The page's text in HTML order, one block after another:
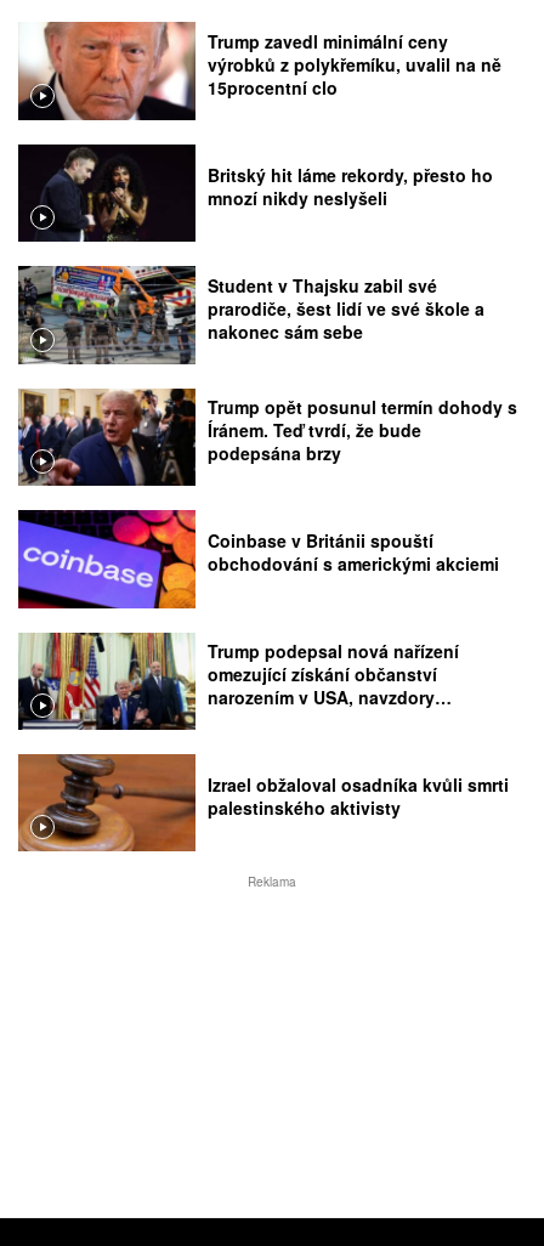
Trump zavedl minimální ceny
výrobků z polykřemíku, uvalil na ně
15procentní clo
Britský hit láme rekordy, přesto ho
mnozí nikdy neslyšeli
Student v Thajsku zabil své
prarodiče, šest lidí ve své škole a
nakonec sám sebe
Trump opět posunul termín dohody s
Íránem. Teď tvrdí, že bude
podepsána brzy
Coinbase v Británii spouští
obchodování s americkými akciemi
Trump podepsal nová nařízení
omezující získání občanství
narozením v USA, navzdory
Izrael obžaloval osadníka kvůli smrti
palestinského aktivisty
Reklama